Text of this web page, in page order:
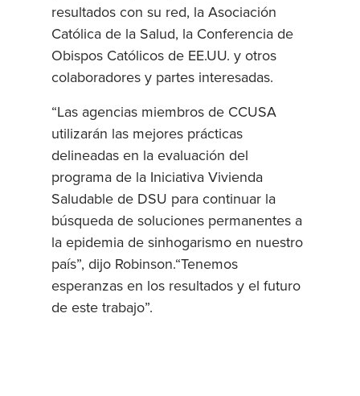
resultados con su red, la Asociación
Católica de la Salud, la Conferencia de
Obispos Católicos de EE.UU. y otros
colaboradores y partes interesadas.
“Las agencias miembros de CCUSA
utilizarán las mejores prácticas
delineadas en la evaluación del
programa de la Iniciativa Vivienda
Saludable de DSU para continuar la
búsqueda de soluciones permanentes a
la epidemia de sinhogarismo en nuestro
país”, dijo Robinson.“Tenemos
esperanzas en los resultados y el futuro
de este trabajo”.